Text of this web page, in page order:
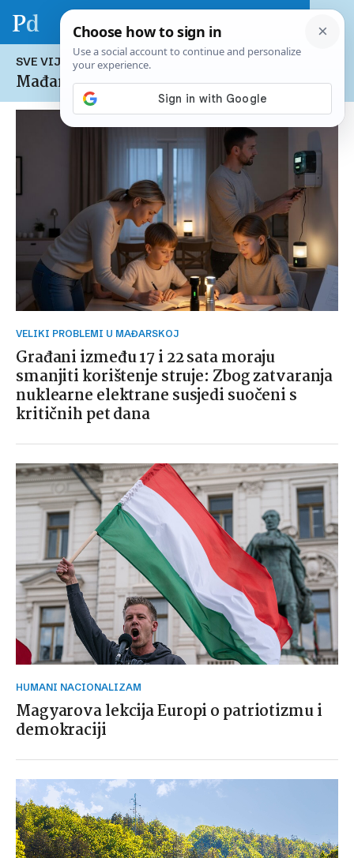
SVE VIJESTI NA TEMU:
Mađarska
VELIKI PROBLEMI U MAĐARSKOJ
Građani između 17 i 22 sata moraju
smanjiti korištenje struje: Zbog zatvaranja
nuklearne elektrane susjedi suočeni s
kritičnih pet dana
HUMANI NACIONALIZAM
Magyarova lekcija Europi o patriotizmu i
demokraciji